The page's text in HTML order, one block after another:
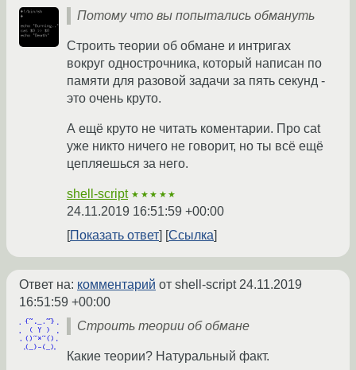
Потому что вы попытались обмануть
Строить теории об обмане и интригах
вокруг однострочника, который написан по
памяти для разовой задачи за пять секунд -
это очень круто.
А ещё круто не читать коментарии. Про cat
уже никто ничего не говорит, но ты всё ещё
цепляешься за него.
shell-script ★★★★★
24.11.2019 16:51:59 +00:00
Показать ответ
Ссылка
Ответ на: комментарий от shell-script24.11.2019
16:51:59 +00:00
Строить теории об обмане
Какие теории? Натуральный факт.